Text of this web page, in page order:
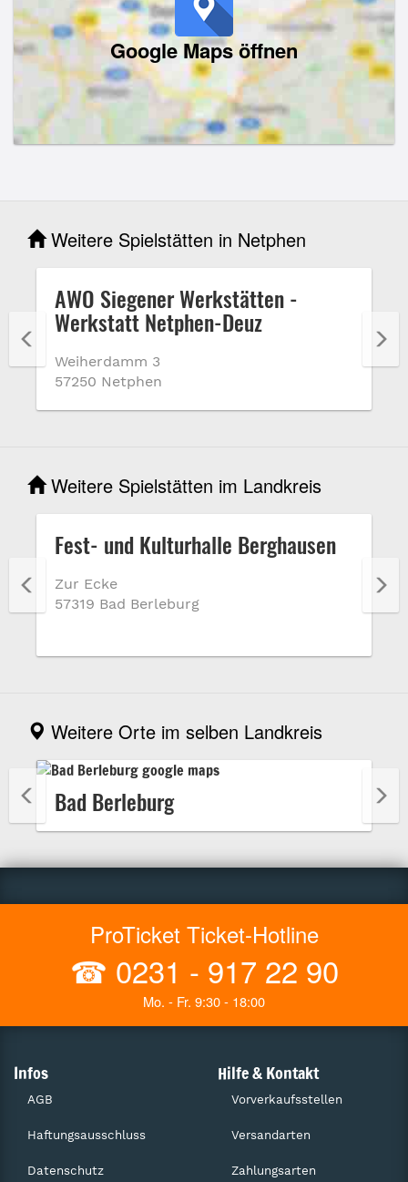
Google Maps öffnen
Weitere Spielstätten in Netphen
AWO Siegener Werkstätten -
Werkstatt Netphen-Deuz
Weiherdamm 3
57250 Netphen
Weitere Spielstätten im Landkreis
Fest- und Kulturhalle Berghausen
Zur Ecke
57319 Bad Berleburg
Weitere Orte im selben Landkreis
Bad Berleburg
ProTicket Ticket-Hotline
☎ 0231 - 917 22 90
Mo. - Fr. 9:30 - 18:00
Infos
AGB
Haftungsausschluss
Datenschutz
Hilfe & Kontakt
Vorverkaufsstellen
Versandarten
Zahlungsarten